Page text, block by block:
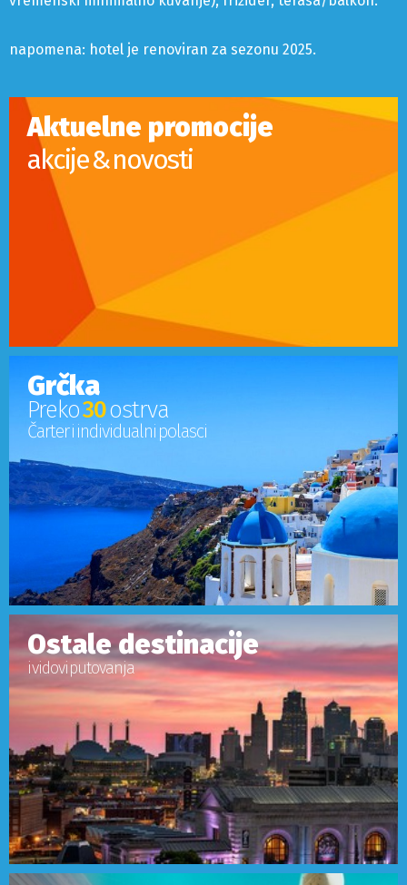
napomena: hotel je renoviran za sezonu 2025.
Aktuelne promocije
akcije & novosti
Grčka
Preko30ostrva
Čarter i individualni polasci
Ostale destinacije
i vidovi putovanja